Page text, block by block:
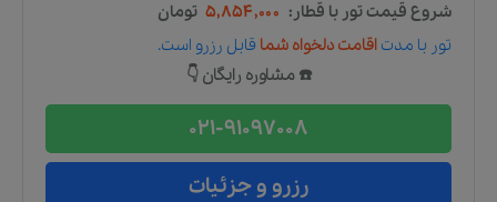
شروع قیمت تور با قطار: ۵,۸۵۴,۰۰۰ تومان
تور با مدت اقامت دلخواه شما قابل رزرو است.
☎️ مشاوره رایگان 👇
021-91097008
رزرو و جزئیات